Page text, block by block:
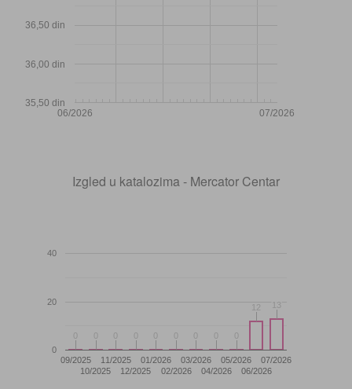
06/2026 07/2026
35,50 din
36,00 din
36,50 din
Izgled u katalozima - Mercator Centar
09/2025
10/2025
11/2025
12/2025
01/2026
02/2026
03/2026
04/2026
05/2026
06/2026
07/2026
0
20
40
00 00 00 00 00 00 00 00 00
12
12 1313